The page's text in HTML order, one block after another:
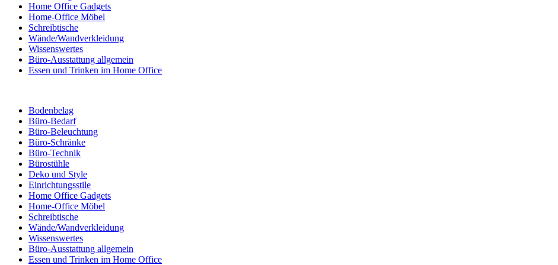
Home Office Gadgets
Home-Office Möbel
Schreibtische
Wände/Wandverkleidung
Wissenswertes
Büro-Ausstattung allgemein
Essen und Trinken im Home Office
Bodenbelag
Büro-Bedarf
Büro-Beleuchtung
Büro-Schränke
Büro-Technik
Bürostühle
Deko und Style
Einrichtungsstile
Home Office Gadgets
Home-Office Möbel
Schreibtische
Wände/Wandverkleidung
Wissenswertes
Büro-Ausstattung allgemein
Essen und Trinken im Home Office